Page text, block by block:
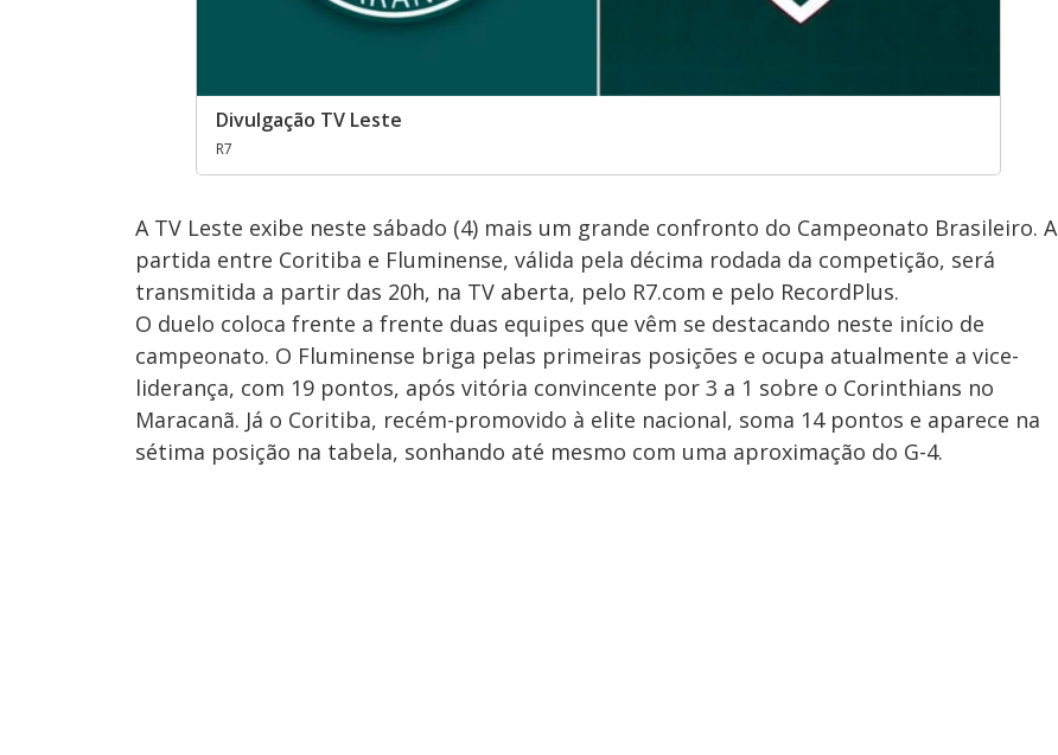
Divulgação TV Leste
R7
A TV Leste exibe neste sábado (4) mais um grande confronto do Campeonato Brasileiro. A
partida entre Coritiba e Fluminense, válida pela décima rodada da competição, será
transmitida a partir das 20h, na TV aberta, pelo R7.com e pelo RecordPlus.
O duelo coloca frente a frente duas equipes que vêm se destacando neste início de
campeonato. O Fluminense briga pelas primeiras posições e ocupa atualmente a vice-
liderança, com 19 pontos, após vitória convincente por 3 a 1 sobre o Corinthians no
Maracanã. Já o Coritiba, recém-promovido à elite nacional, soma 14 pontos e aparece na
sétima posição na tabela, sonhando até mesmo com uma aproximação do G-4.